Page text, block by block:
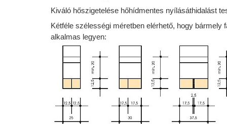
Kiváló hőszigetelése hőhídmentes nyílásáthidalást
Kétféle szélességi méretben elérhető, hogy bármely
alkalmas legyen: